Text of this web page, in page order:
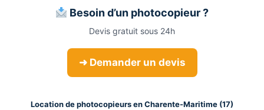
Besoin d’un photocopieur ?
Devis gratuit sous 24h
➜ Demander un devis
Location de photocopieurs en Charente-Maritime (17)